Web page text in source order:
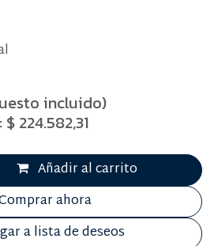
incluido)
$ 224.582,31
Añadir al carrito
ahora
a lista de deseos